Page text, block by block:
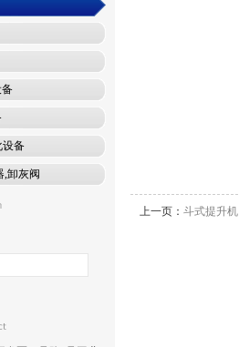
设备
,卸灰阀
上一页： 斗式提升机